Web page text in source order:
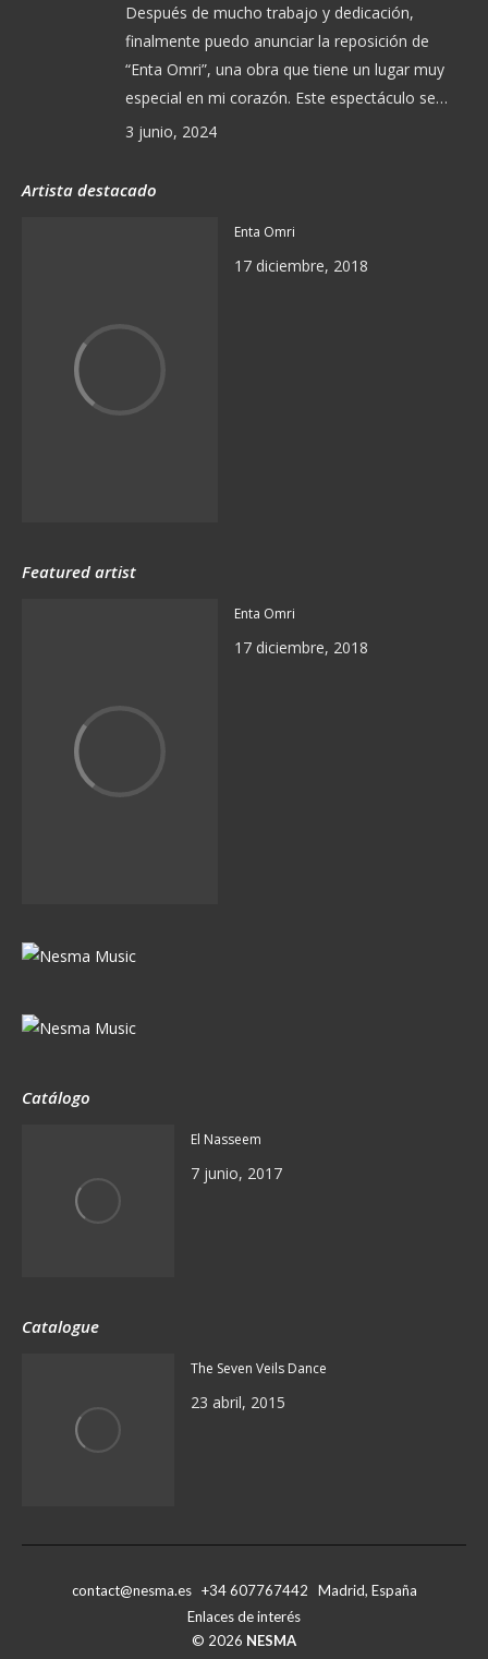
Después de mucho trabajo y dedicación,
finalmente puedo anunciar la reposición de
“Enta Omri”, una obra que tiene un lugar muy
especial en mi corazón. Este espectáculo se…
3 junio, 2024
Artista destacado
Enta Omri
17 diciembre, 2018
Featured artist
Enta Omri
17 diciembre, 2018
Catálogo
El Nasseem
7 junio, 2017
Catalogue
The Seven Veils Dance
23 abril, 2015
contact@nesma.es +34 607767442 Madrid, España
Enlaces de interés
© 2026 NESMA